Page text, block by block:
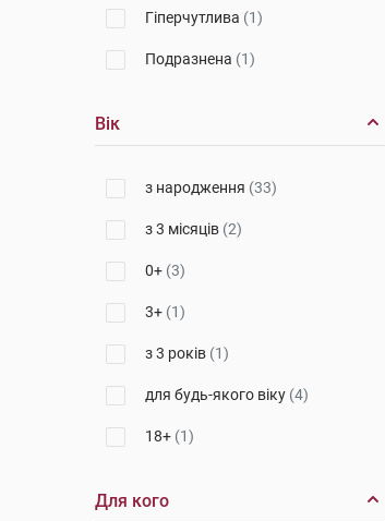
Гіперчутлива (1)
Подразнена (1)
Вік
з народження (33)
з 3 місяців (2)
0+ (3)
3+ (1)
з 3 років (1)
для будь-якого віку (4)
18+ (1)
Для кого